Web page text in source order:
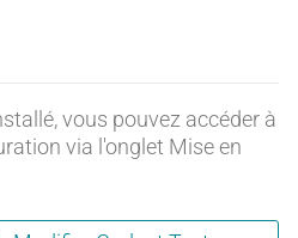
vous pouvez accéder à
via l'onglet Mise en